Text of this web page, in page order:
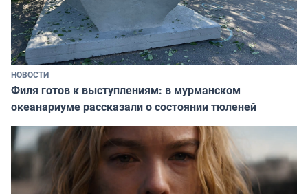
НОВОСТИ
Филя готов к выступлениям: в мурманском
океанариуме рассказали о состоянии тюленей